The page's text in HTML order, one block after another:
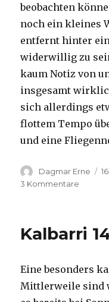
beobachten
noch ein kleines
entfernt hinter
widerwillig zu
kaum Notiz von
insgesamt
sich allerdings
flottem Tempo
und eine
Autor
Dagmar Erne
3 Kommentare
Kalbarri
Eine besonders
Mittlerweile sind